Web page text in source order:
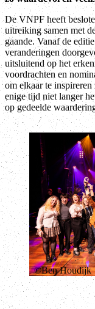
De VNPF heeft
uitreiking samen met
gaande. Vanaf de
veranderingen
uitsluitend op het
voordrachten en
om elkaar te
enige tijd niet langer
op gedeelde
Ben Houdijk